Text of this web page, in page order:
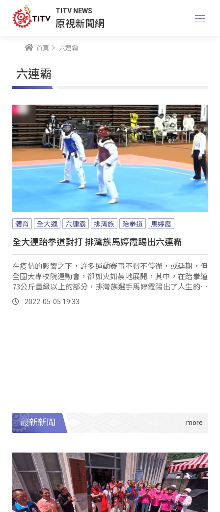
TITV NEWS
原視新聞網
首頁 六連霸
六連霸
體育 全大運 六連霸 排灣族 跆拳道 馬婷霞
全大運跆拳道對打 排灣族馬婷霞踢出六連霸
在疫情的影響之下，許多運動賽事不得不停辦，或延期，但
全國大專校院運動會，卻如火如荼地展開，其中，在跆拳道
73公斤量級以上的部分，排灣族選手馬婷霞踢出了人生的六
連霸！ 比賽一開始，兩位選手都主動攻擊，而馬婷霞也嘗試
攻擊對手的上方，雖然失敗，但之後馬上一個下壓上端，漂
2022-05-05 19:33
最新新聞